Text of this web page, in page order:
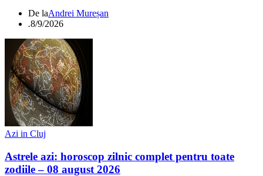
De laAndrei Mureșan
.8/9/2026
Azi in Cluj
Astrele azi: horoscop zilnic complet pentru toate
zodiile – 08 august 2026